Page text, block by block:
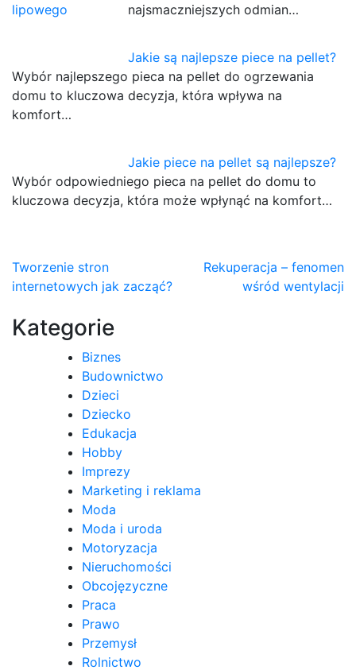
najsmaczniejszych odmian…
Jakie są najlepsze piece na pellet?
Wybór najlepszego pieca na pellet do ogrzewania
domu to kluczowa decyzja, która wpływa na
komfort…
Jakie piece na pellet są najlepsze?
Wybór odpowiedniego pieca na pellet do domu to
kluczowa decyzja, która może wpłynąć na komfort…
Nawigacja
wpisu
Tworzenie stron
internetowych jak zacząć?
Rekuperacja – fenomen
wśród wentylacji
Kategorie
Biznes
Budownictwo
Dzieci
Dziecko
Edukacja
Hobby
Imprezy
Marketing i reklama
Moda
Moda i uroda
Motoryzacja
Nieruchomości
Obcojęzyczne
Praca
Prawo
Przemysł
Rolnictwo